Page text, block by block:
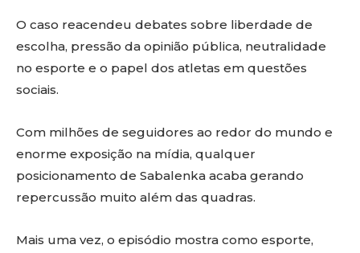
O caso reacendeu debates sobre liberdade de
escolha, pressão da opinião pública, neutralidade
no esporte e o papel dos atletas em questões
sociais.
Com milhões de seguidores ao redor do mundo e
enorme exposição na mídia, qualquer
posicionamento de Sabalenka acaba gerando
repercussão muito além das quadras.
Mais uma vez, o episódio mostra como esporte,